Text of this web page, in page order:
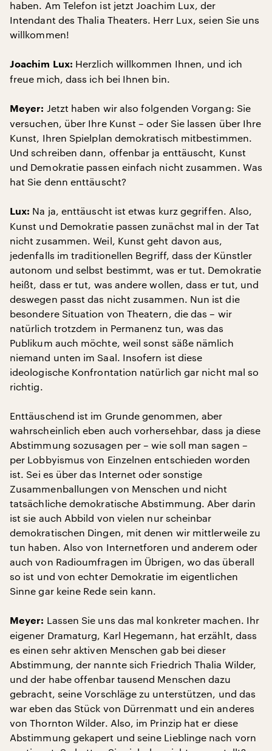
haben. Am Telefon ist jetzt Joachim Lux, der
Intendant des Thalia Theaters. Herr Lux, seien Sie uns
willkommen!
Joachim Lux: Herzlich willkommen Ihnen, und ich
freue mich, dass ich bei Ihnen bin.
Meyer: Jetzt haben wir also folgenden Vorgang: Sie
versuchen, über Ihre Kunst – oder Sie lassen über Ihre
Kunst, Ihren Spielplan demokratisch mitbestimmen.
Und schreiben dann, offenbar ja enttäuscht, Kunst
und Demokratie passen einfach nicht zusammen. Was
hat Sie denn enttäuscht?
Lux: Na ja, enttäuscht ist etwas kurz gegriffen. Also,
Kunst und Demokratie passen zunächst mal in der Tat
nicht zusammen. Weil, Kunst geht davon aus,
jedenfalls im traditionellen Begriff, dass der Künstler
autonom und selbst bestimmt, was er tut. Demokratie
heißt, dass er tut, was andere wollen, dass er tut, und
deswegen passt das nicht zusammen. Nun ist die
besondere Situation von Theatern, die das – wir
natürlich trotzdem in Permanenz tun, was das
Publikum auch möchte, weil sonst säße nämlich
niemand unten im Saal. Insofern ist diese
ideologische Konfrontation natürlich gar nicht mal so
richtig.
Enttäuschend ist im Grunde genommen, aber
wahrscheinlich eben auch vorhersehbar, dass ja diese
Abstimmung sozusagen per – wie soll man sagen –
per Lobbyismus von Einzelnen entschieden worden
ist. Sei es über das Internet oder sonstige
Zusammenballungen von Menschen und nicht
tatsächliche demokratische Abstimmung. Aber darin
ist sie auch Abbild von vielen nur scheinbar
demokratischen Dingen, mit denen wir mittlerweile zu
tun haben. Also von Internetforen und anderem oder
auch von Radioumfragen im Übrigen, wo das überall
so ist und von echter Demokratie im eigentlichen
Sinne gar keine Rede sein kann.
Meyer: Lassen Sie uns das mal konkreter machen. Ihr
eigener Dramaturg, Karl Hegemann, hat erzählt, dass
es einen sehr aktiven Menschen gab bei dieser
Abstimmung, der nannte sich Friedrich Thalia Wilder,
und der habe offenbar tausend Menschen dazu
gebracht, seine Vorschläge zu unterstützen, und das
war eben das Stück von Dürrenmatt und ein anderes
von Thornton Wilder. Also, im Prinzip hat er diese
Abstimmung gekapert und seine Lieblinge nach vorn